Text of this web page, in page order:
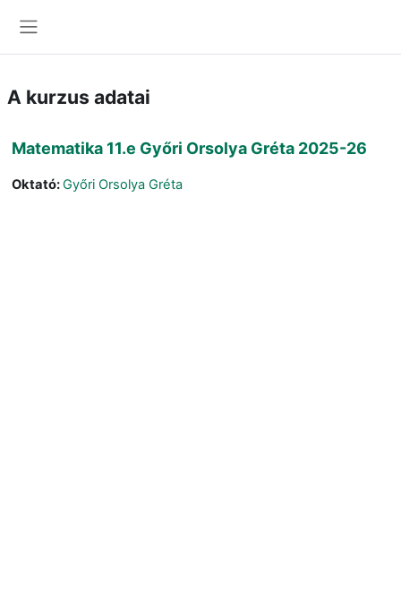
A kurzus adatai
Matematika 11.e Győri Orsolya Gréta 2025-26
Oktató:Győri Orsolya Gréta